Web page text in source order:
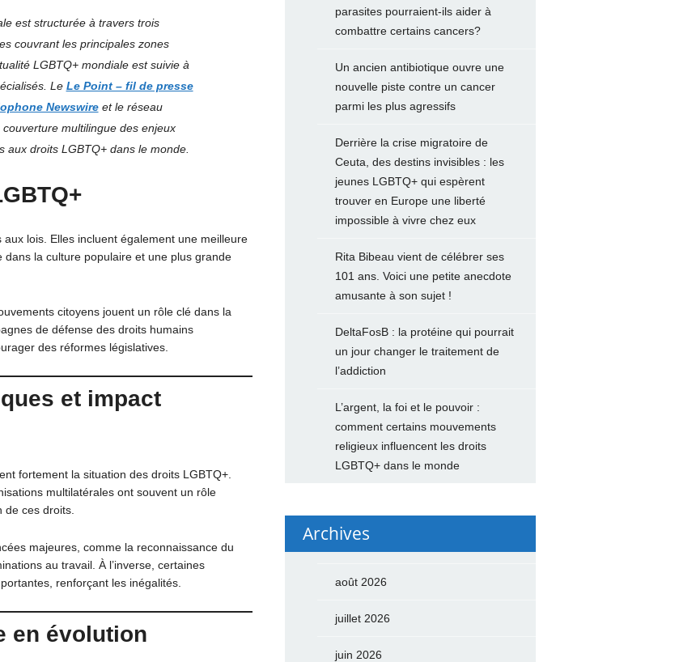
est structurée à travers trois
couvrant les principales zones
LGBTQ+ mondiale est suivie à
Le Le Point – fil de presse
Newswireet le réseau
multilingue des enjeux
aux droits LGBTQ+ dans le monde.
lois. Elles incluent également une meilleure
la culture populaire et une plus grande
citoyens jouent un rôle clé dans la
de défense des droits humains
des réformes législatives.
et impact
fortement la situation des droits LGBTQ+.
multilatérales ont souvent un rôle
ces droits.
majeures, comme la reconnaissance du
au travail. À l’inverse, certaines
renforçant les inégalités.
en évolution
parasites pourraient-ils aider à
combattre certains cancers?
Un ancien antibiotique ouvre une
nouvelle piste contre un cancer
parmi les plus agressifs
Derrière la crise migratoire de
Ceuta, des destins invisibles : les
jeunes LGBTQ+ qui espèrent
trouver en Europe une liberté
impossible à vivre chez eux
Rita Bibeau vient de célébrer ses
101 ans. Voici une petite anecdote
amusante à son sujet !
DeltaFosB : la protéine qui pourrait
un jour changer le traitement de
l’addiction
L’argent, la foi et le pouvoir :
comment certains mouvements
religieux influencent les droits
LGBTQ+ dans le monde
Archives
août 2026
juillet 2026
juin 2026